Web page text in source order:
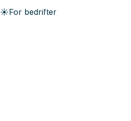
☀️For bedrifter